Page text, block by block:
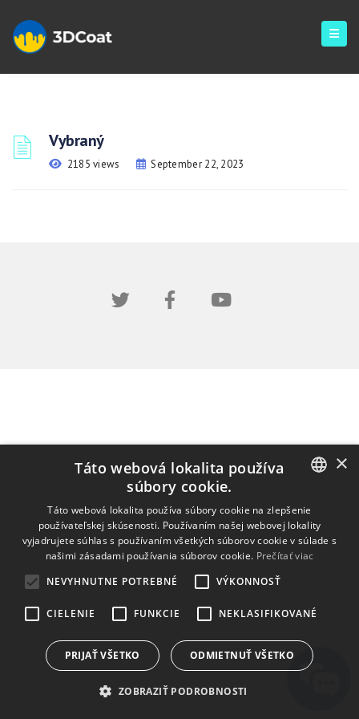
Vybraný
2185 views September 22, 2023
ENGLISH
BULGARIAN
CROATIAN
CZECH
DANISH
DUTCH
ESTONIAN
×
Táto webová lokalita používa
súbory cookie.
Táto webová lokalita používa súbory cookie na zlepšenie
používateľskej skúsenosti. Používaním našej webovej lokality
vyjadrujete súhlas s používaním všetkých súborov cookie v súlade s
našimi zásadami používania súborov cookie. Prečítať viac
NEVYHNUTNE POTREBNÉ
VÝKONNOSŤ
CIELENIE FUNKCIE NEKLASIFIKOVANÉ
PRIJAŤ VŠETKO ODMIETNUŤ VŠETKO
ZOBRAZIŤ PODROBNOSTI